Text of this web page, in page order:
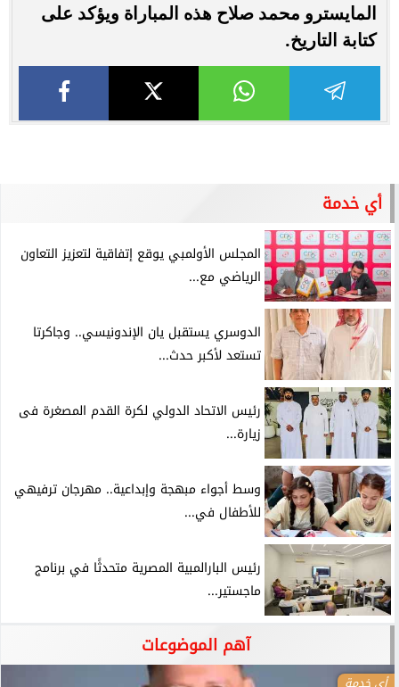
المايسترو محمد صلاح هذه المباراة ويؤكد على
كتابة التاريخ.
أي خدمة
المجلس الأولمبي يوقع إتفاقية لتعزيز التعاون
الرياضي مع...
الدوسري يستقبل يان الإندونيسي.. وجاكرتا
تستعد لأكبر حدث...
رئيس الاتحاد الدولي لكرة القدم المصغرة فى
زيارة...
وسط أجواء مبهجة وإبداعية.. مهرجان ترفيهي
للأطفال في...
رئيس البارالمبية المصرية متحدثًا في برنامج
ماجستير...
آهم الموضوعات